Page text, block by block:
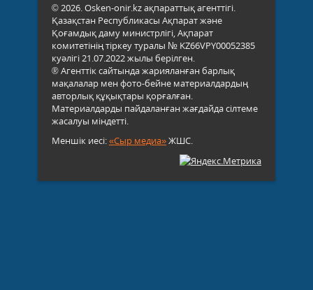
© 2026. Osken-onir.kz ақпараттық агенттігі.
Қазақстан Республикасы Ақпарат және
Қоғамдық даму министрлігі, Ақпарат
комитетінің тіркеу туралы № KZ66VPY00052385
куәлігі 21.07.2022 жылы берілген.
® Агенттік сайтында жарияланған барлық
мақалалар мен фото-бейне материалдардың
авторлық құқықтары қорғалған.
Материалдарды пайдаланған жағдайда сілтеме
жасалуы міндетті.
Меншік иесі:«Сыр медиа»ЖШС.